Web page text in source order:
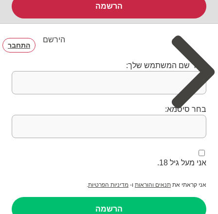
הרשמה
הירשם
התחבר
בחר שם המשתמש שלך:
בחר סיסמא:
אני מעל גיל 18.
אני קראתי את תנאים והוראות ו- מדיניות הפרטיות.
הרשמה